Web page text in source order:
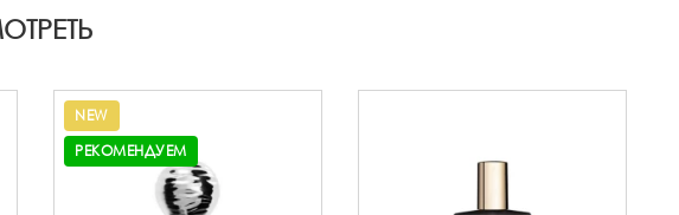
NEW
РЕКОМЕНДУЕМ